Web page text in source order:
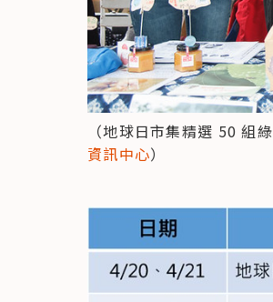
（地球日市集精選 50 組
資訊中心）